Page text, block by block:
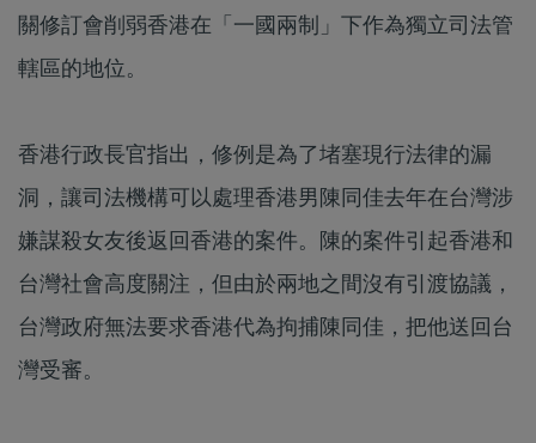
關修訂會削弱香港在「一國兩制」下作為獨立司法管
轄區的地位。
香港行政長官指出，修例是為了堵塞現行法律的漏
洞，讓司法機構可以處理香港男陳同佳去年在台灣涉
嫌謀殺女友後返回香港的案件。陳的案件引起香港和
台灣社會高度關注，但由於兩地之間沒有引渡協議，
台灣政府無法要求香港代為拘捕陳同佳，把他送回台
灣受審。